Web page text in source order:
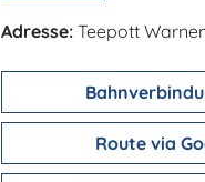
Adresse: Teepott
Route via